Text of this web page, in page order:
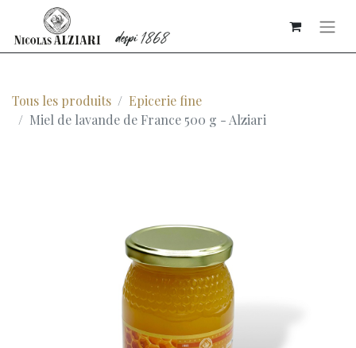
Tous les produits
Epicerie fine
Miel de lavande de France 500 g - Alziari